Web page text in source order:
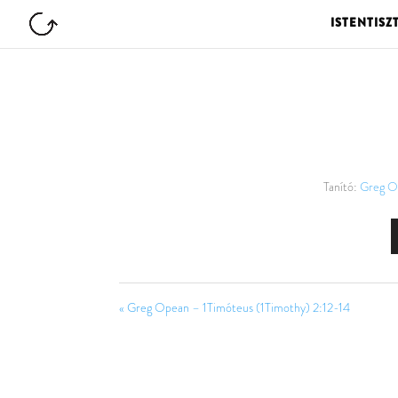
Tanító: Greg
« Greg Opean – 1Timóteus (1Timothy) 2:12-14